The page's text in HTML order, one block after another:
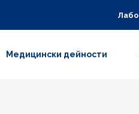
Медицински дейности